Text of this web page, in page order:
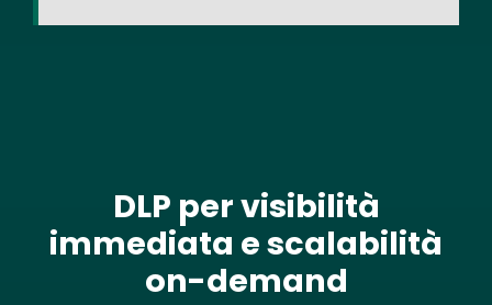
DLP per visibilità
immediata e scalabilità
on-demand